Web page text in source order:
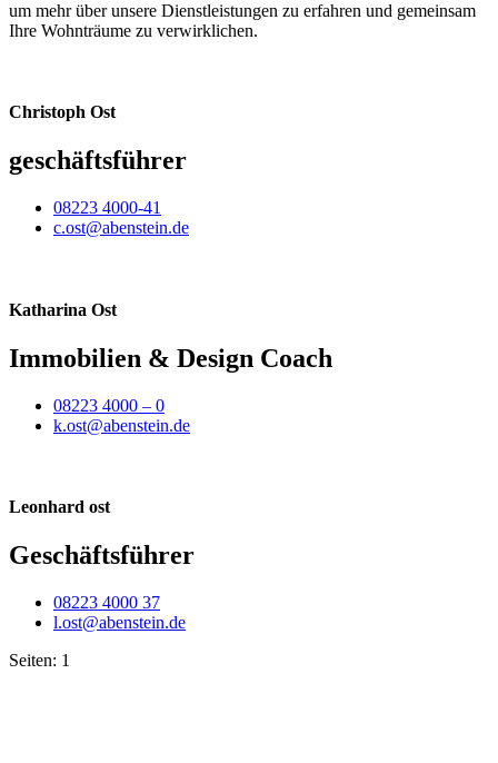
um mehr über unsere Dienstleistungen zu erfahren und gemeinsam
Ihre Wohnträume zu verwirklichen.
Christoph Ost
geschäftsführer
08223 4000-41
c.ost@abenstein.de
Katharina Ost
Immobilien & Design Coach
08223 4000 – 0
k.ost@abenstein.de
Leonhard ost
Geschäftsführer
08223 4000 37
l.ost@abenstein.de
Seiten: 1